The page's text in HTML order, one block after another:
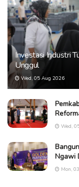
Investasi Industri
Unggul
Wed, 05 Aug 2026
Wed,
Ngawi
Mon,